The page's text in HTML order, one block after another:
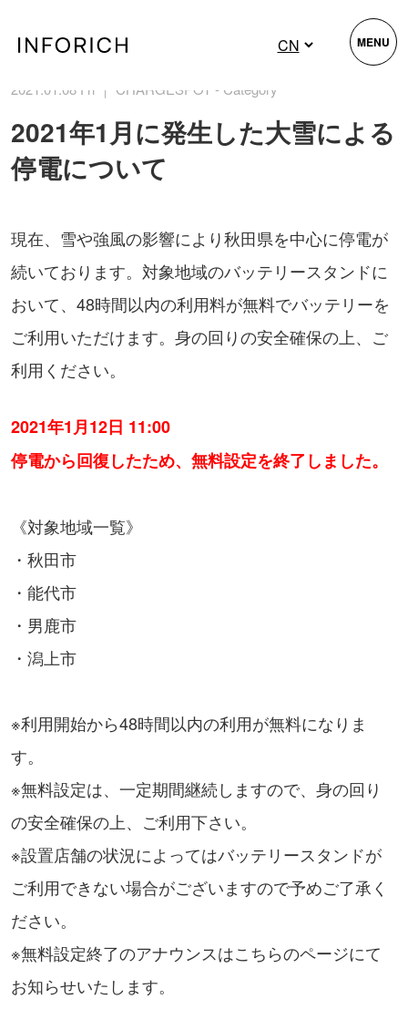
2021.01.08 Fri ｜ CHARGESPOT - Category
2021年1月に発生した大雪による
停電について
現在、雪や強風の影響により秋田県を中心に停電が
続いております。対象地域のバッテリースタンドに
おいて、48時間以内の利用料が無料でバッテリーを
ご利用いただけます。身の回りの安全確保の上、ご
利用ください。
2021年1月12日 11:00
停電から回復したため、無料設定を終了しました。
《対象地域一覧》
・秋田市
・能代市
・男鹿市
・潟上市
※利用開始から48時間以内の利用が無料になりま
す。
※無料設定は、一定期間継続しますので、身の回り
の安全確保の上、ご利用下さい。
※設置店舗の状況によってはバッテリースタンドが
ご利用できない場合がございますので予めご了承く
ださい。
※無料設定終了のアナウンスはこちらのページにて
お知らせいたします。
MENU